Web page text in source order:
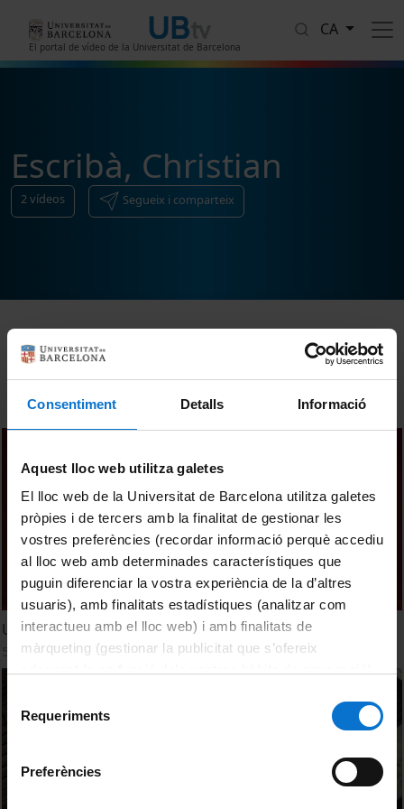
Consentiment Detalls Informació
Aquest lloc web utilitza galetes
El lloc web de la Universitat de Barcelona utilitza galetes
pròpies i de tercers amb la finalitat de gestionar les
vostres preferències (recordar informació perquè accediu
al lloc web amb determinades característiques que
puguin diferenciar la vostra experiència de la d’altres
usuaris), amb finalitats estadístiques (analitzar com
interactueu amb el lloc web) i amb finalitats de
màrqueting (gestionar la publicitat que s’ofereix
consultar laPolítica de galetes del lloc web de la
Requeriments
Preferències
El portal de vídeo de la Universitat de Barcelona
CA
Escribà, Christian
2vídeos Segueix i comparteix
Ordenar
Una benvinguda ben dolça als graduats!
5 setembre, 2025